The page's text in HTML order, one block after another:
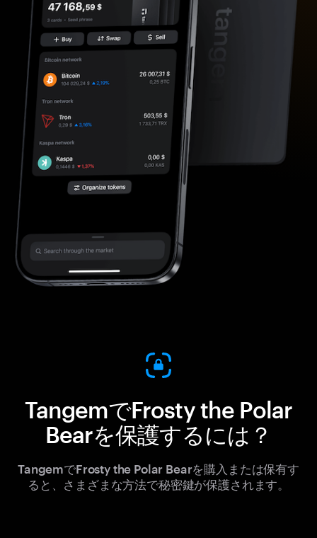
TangemでFrosty the Polar
Bearを保護するには？
TangemでFrosty the Polar Bearを購入または保有す
ると、さまざまな方法で秘密鍵が保護されます。